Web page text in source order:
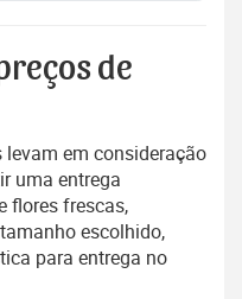
de
levam em consideração
uma entrega
flores frescas,
escolhido,
para entrega no